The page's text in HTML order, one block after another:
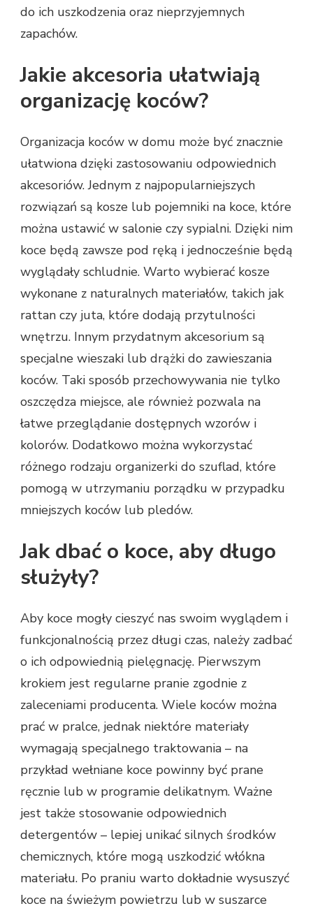
do ich uszkodzenia oraz nieprzyjemnych
zapachów.
Jakie akcesoria ułatwiają
organizację koców?
Organizacja koców w domu może być znacznie
ułatwiona dzięki zastosowaniu odpowiednich
akcesoriów. Jednym z najpopularniejszych
rozwiązań są kosze lub pojemniki na koce, które
można ustawić w salonie czy sypialni. Dzięki nim
koce będą zawsze pod ręką i jednocześnie będą
wyglądały schludnie. Warto wybierać kosze
wykonane z naturalnych materiałów, takich jak
rattan czy juta, które dodają przytulności
wnętrzu. Innym przydatnym akcesorium są
specjalne wieszaki lub drążki do zawieszania
koców. Taki sposób przechowywania nie tylko
oszczędza miejsce, ale również pozwala na
łatwe przeglądanie dostępnych wzorów i
kolorów. Dodatkowo można wykorzystać
różnego rodzaju organizerki do szuflad, które
pomogą w utrzymaniu porządku w przypadku
mniejszych koców lub pledów.
Jak dbać o koce, aby długo
służyły?
Aby koce mogły cieszyć nas swoim wyglądem i
funkcjonalnością przez długi czas, należy zadbać
o ich odpowiednią pielęgnację. Pierwszym
krokiem jest regularne pranie zgodnie z
zaleceniami producenta. Wiele koców można
prać w pralce, jednak niektóre materiały
wymagają specjalnego traktowania – na
przykład wełniane koce powinny być prane
ręcznie lub w programie delikatnym. Ważne
jest także stosowanie odpowiednich
detergentów – lepiej unikać silnych środków
chemicznych, które mogą uszkodzić włókna
materiału. Po praniu warto dokładnie wysuszyć
koce na świeżym powietrzu lub w suszarce